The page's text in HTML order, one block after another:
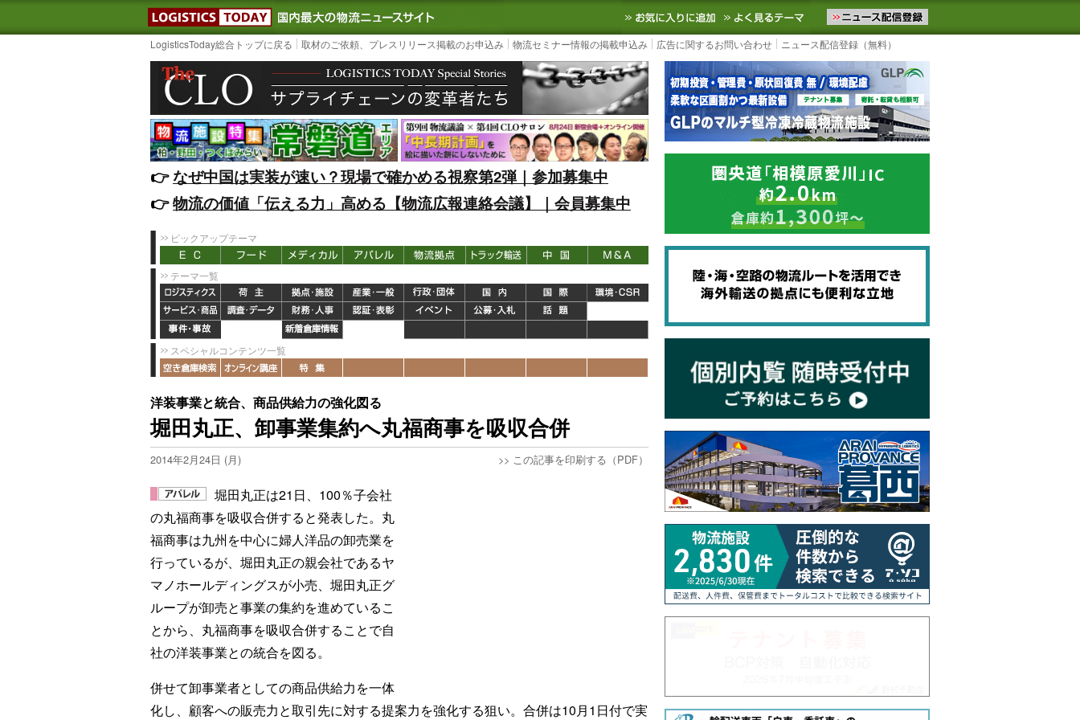
LOGISTICS TODAY｜国内最大の物流ニュースサイト3PL, SCMなど国内外の最新の物流ニュースをお届けします。物流ニュースメール配信を登録す
お気に入りに追加 よく見るテーマ
LogisticsToday総合トップに戻る 取材のご依頼、プレスリリース掲載のお申込み 物流セミナー情報の掲載申込み 広告に関するお問い合わせ ニュース配信登録（無料）
👉️なぜ中国は実装が速い？現場で確かめる視察第2弾｜参加募集中
👉️物流の価値「伝える力」高める【物流広報連絡会議】｜会員募集中
ピックアップテーマ
テーマ一覧
スペシャルコンテンツ一覧
洋装事業と統合、商品供給力の強化図る
堀田丸正、卸事業集約へ丸福商事を吸収合併
2014年2月24日 (月) >> この記事を印刷する（PDF）
堀田丸正は21日、100％子会社
の丸福商事を吸収合併すると発表した。丸
福商事は九州を中心に婦人洋品の卸売業を
行っているが、堀田丸正の親会社であるヤ
マノホールディングスが小売、堀田丸正グ
ループが卸売と事業の集約を進めているこ
とから、丸福商事を吸収合併することで自
社の洋装事業との統合を図る。
併せて卸事業者としての商品供給力を一体
化し、顧客への販売力と取引先に対する提案力を強化する狙い。合併は10月1日付で実